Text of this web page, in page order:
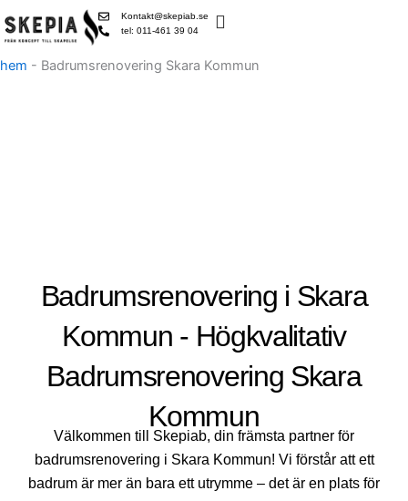
to
Kontakt@skepiab.se
tel: 011-461 39 04
hem - Badrumsrenovering Skara Kommun
Badrumsrenovering i Skara
Kommun - Högkvalitativ
Badrumsrenovering Skara
Kommun
Välkommen till Skepiab, din främsta partner för
badrumsrenovering i Skara Kommun! Vi förstår att ett
badrum är mer än bara ett utrymme – det är en plats för